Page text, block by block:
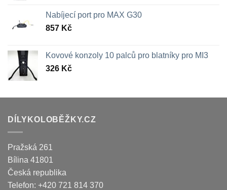
Nabíjecí port pro MAX G30
857 Kč
Kovové konzoly 10 palců pro blatníky pro MI3
326 Kč
DÍLYKOLOBĚŽKY.CZ
Pražská 261
Bílina 41801
Česká republika
Telefon: +420 721 814 370